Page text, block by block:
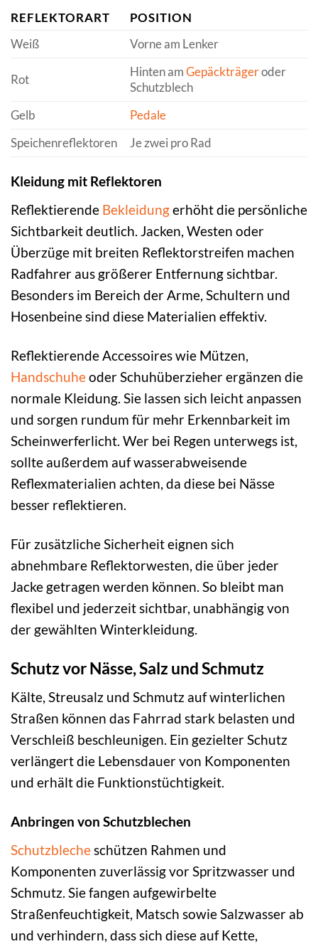
REFLEKTORART
POSITION
Weiß
Vorne am Lenker
Rot
Hinten amGepäckträgeroder
Schutzblech
Gelb
Pedale
Speichenreflektoren
Je zwei pro Rad
Kleidung mit Reflektoren
Reflektierende Bekleidungerhöht die persönliche
Sichtbarkeit deutlich. Jacken, Westen oder
Überzüge mit breiten Reflektorstreifen machen
Radfahrer aus größerer Entfernung sichtbar.
Besonders im Bereich der Arme, Schultern und
Hosenbeine sind diese Materialien effektiv.
Reflektierende Accessoires wie Mützen,
Handschuheoder Schuhüberzieher ergänzen die
normale Kleidung. Sie lassen sich leicht anpassen
und sorgen rundum für mehr Erkennbarkeit im
Scheinwerferlicht. Wer bei Regen unterwegs ist,
sollte außerdem auf wasserabweisende
Reflexmaterialien achten, da diese bei Nässe
besser reflektieren.
Für zusätzliche Sicherheit eignen sich
abnehmbare Reflektorwesten, die über jeder
Jacke getragen werden können. So bleibt man
flexibel und jederzeit sichtbar, unabhängig von
der gewählten Winterkleidung.
Schutz vor Nässe, Salz und Schmutz
Kälte, Streusalz und Schmutz auf winterlichen
Straßen können das Fahrrad stark belasten und
Verschleiß beschleunigen. Ein gezielter Schutz
verlängert die Lebensdauer von Komponenten
und erhält die Funktionstüchtigkeit.
Anbringen von Schutzblechen
Schutzblecheschützen Rahmen und
Komponenten zuverlässig vor Spritzwasser und
Schmutz. Sie fangen aufgewirbelte
Straßenfeuchtigkeit, Matsch sowie Salzwasser ab
und verhindern, dass sich diese auf Kette,